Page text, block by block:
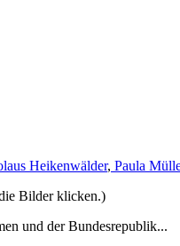
Heikenwälder, Paula
Bilder klicken.)
und der Bundesrepublik...